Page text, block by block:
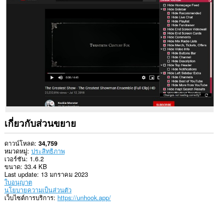
เกี่ยวกับส่วนขยาย
ดาวน์โหลด 34,759
หมวดหมู่ ประสิทธิภาพ
เวอร์ชัน 1.6.2
ขนาด 33.4 KB
Last update 13 มกราคม 2023
ใบอนุญาต
นโยบายความเป็นส่วนตัว
เว็บไซต์การบริการ https://unhook.app/